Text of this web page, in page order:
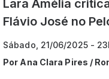
Lara Amélia
Flávio José no
Sábado, 21/06/2025 -
Por Ana Clara Pires /